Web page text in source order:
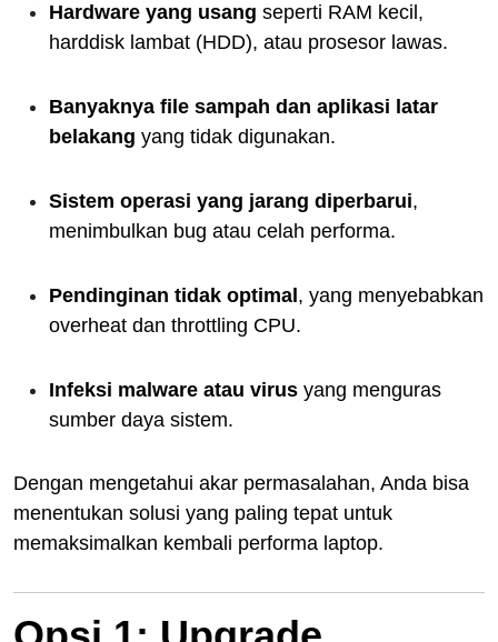
Hardware yang usang seperti RAM kecil,
harddisk lambat (HDD), atau prosesor lawas.
Banyaknya file sampah dan aplikasi latar
belakang yang tidak digunakan.
Sistem operasi yang jarang diperbarui,
menimbulkan bug atau celah performa.
Pendinginan tidak optimal , yang menyebabkan
overheat dan throttling CPU.
Infeksi malware atau virus yang menguras
sumber daya sistem.
Dengan mengetahui akar permasalahan, Anda bisa
menentukan solusi yang paling tepat untuk
memaksimalkan kembali performa laptop.